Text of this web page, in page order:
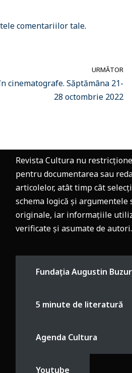
comentariilor tale.
URMĂTOR
cinematografe. Săptămâna 21-
28 octombrie 2022
Revista Cultura nu
pentru documentarea sau
articolelor, atât timp cât
schema logică și
originale, iar informațiile
verificate și asumate de autori.
Fundația Augustin
5 minute de literatură
Agenda Cultura
Youtube